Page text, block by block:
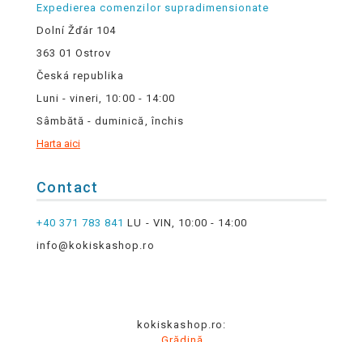
Expedierea comenzilor supradimensionate
Dolní Žďár 104
363 01 Ostrov
Česká republika
Luni - vineri, 10:00 - 14:00
Sâmbătă - duminică, închis
Harta aici
Contact
+40 371 783 841 LU - VIN, 10:00 - 14:00
info@kokiskashop.ro
kokiskashop.ro: